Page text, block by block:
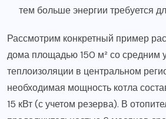
тем больше энергии требуется
Рассмотрим конкретный пример
дома площадью 150 м² со средним
теплоизоляции в центральном
необходимая мощность котла
15 кВт (с учетом резерва). В